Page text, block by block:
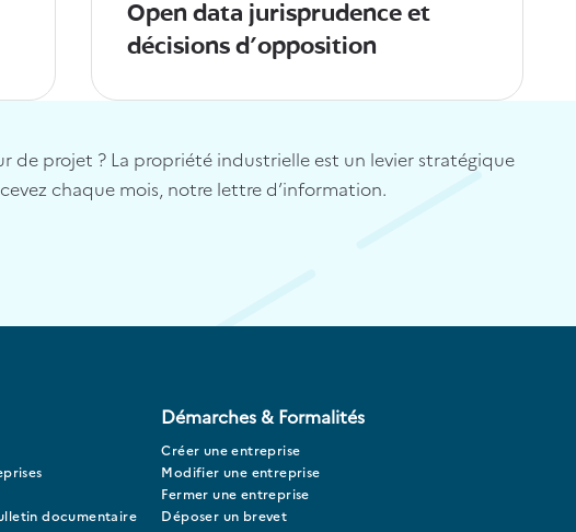
Open data jurisprudence et
décisions d'opposition
de projet ? La propriété industrielle est un levier stratégique
chaque mois, notre lettre d’information.
documentaire
Démarches & Formalités
Créer une entreprise
Modifier une entreprise
Fermer une entreprise
Déposer un brevet